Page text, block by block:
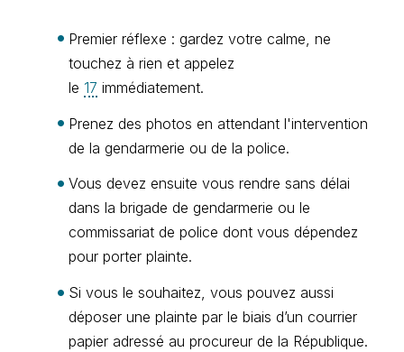
Premier réflexe : gardez votre calme, ne
touchez à rien et appelez
le 17 immédiatement.
Prenez des photos en attendant l'intervention
de la gendarmerie ou de la police.
Vous devez ensuite vous rendre sans délai
dans la brigade de gendarmerie ou le
commissariat de police dont vous dépendez
pour porter plainte.
Si vous le souhaitez, vous pouvez aussi
déposer une plainte par le biais d’un courrier
papier adressé au procureur de la République.